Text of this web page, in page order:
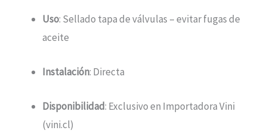
Uso: Sellado tapa de válvulas – evitar fugas de
aceite
Instalación: Directa
Disponibilidad: Exclusivo en Importadora Vini
(vini.cl)